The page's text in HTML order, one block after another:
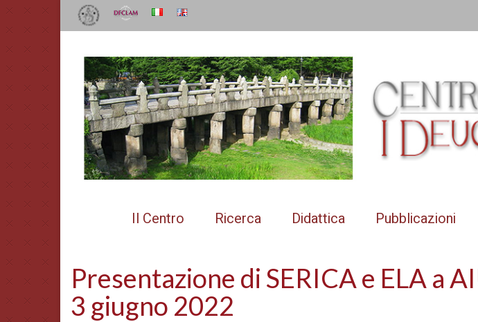
Il Centro Ricerca Didattica Pubblicazioni
Presentazione di SERICA e ELA a
3 giugno 2022